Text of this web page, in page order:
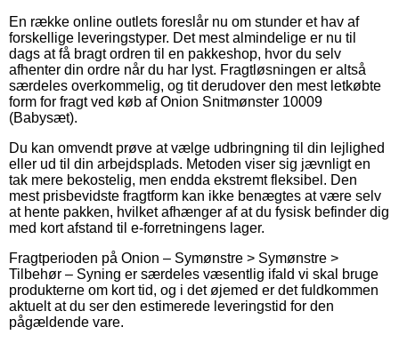
En række online outlets foreslår nu om stunder et hav af
forskellige leveringstyper. Det mest almindelige er nu til
dags at få bragt ordren til en pakkeshop, hvor du selv
afhenter din ordre når du har lyst. Fragtløsningen er altså
særdeles overkommelig, og tit derudover den mest letkøbte
form for fragt ved køb af Onion Snitmønster 10009
(Babysæt).
Du kan omvendt prøve at vælge udbringning til din lejlighed
eller ud til din arbejdsplads. Metoden viser sig jævnligt en
tak mere bekostelig, men endda ekstremt fleksibel. Den
mest prisbevidste fragtform kan ikke benægtes at være selv
at hente pakken, hvilket afhænger af at du fysisk befinder dig
med kort afstand til e-forretningens lager.
Fragtperioden på Onion – Symønstre > Symønstre >
Tilbehør – Syning er særdeles væsentlig ifald vi skal bruge
produkterne om kort tid, og i det øjemed er det fuldkommen
aktuelt at du ser den estimerede leveringstid for den
pågældende vare.